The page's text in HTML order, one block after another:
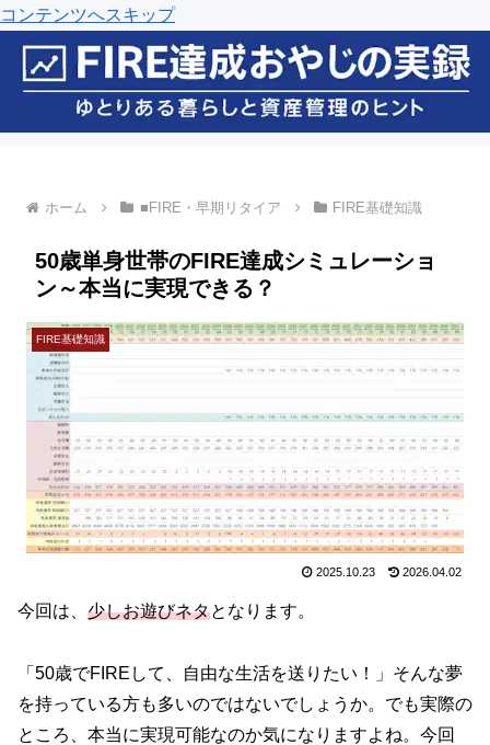
コンテンツへスキップ
ホーム ■FIRE・早期リタイア FIRE基礎知識
50歳単身世帯のFIRE達成シミュレーショ
ン～本当に実現できる？
FIRE基礎知識
2025.10.23 2026.04.02
今回は、 少しお遊びネタとなります。
「50歳でFIREして、自由な生活を送りたい！」そんな夢
を持っている方も多いのではないでしょうか。でも実際の
ところ、本当に実現可能なのか気になりますよね。今回